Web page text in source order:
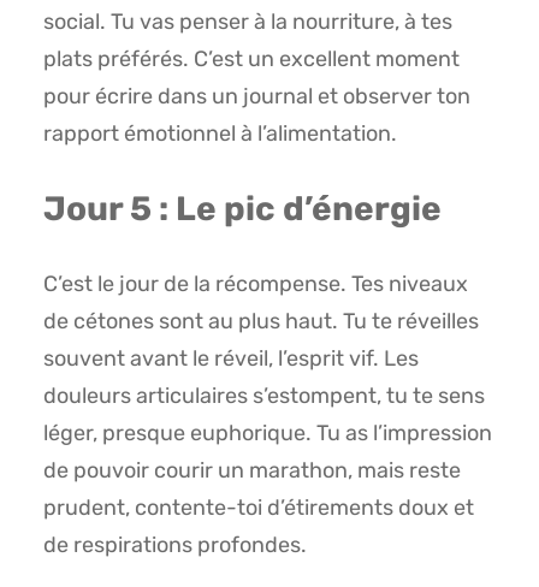
social. Tu vas penser à la nourriture, à tes
plats préférés. C’est un excellent moment
pour écrire dans un journal et observer ton
rapport émotionnel à l’alimentation.
Jour 5 : Le pic d’énergie
C’est le jour de la récompense. Tes niveaux
de cétones sont au plus haut. Tu te réveilles
souvent avant le réveil, l’esprit vif. Les
douleurs articulaires s’estompent, tu te sens
léger, presque euphorique. Tu as l’impression
de pouvoir courir un marathon, mais reste
prudent, contente-toi d’étirements doux et
de respirations profondes.